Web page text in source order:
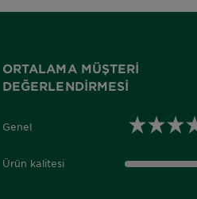
ORTALAMA MÜŞTERI
DEĞERLENDIRMESI
Genel
0,0 out of 5 stars
Ürün kalitesi
0,0 out of 5 stars